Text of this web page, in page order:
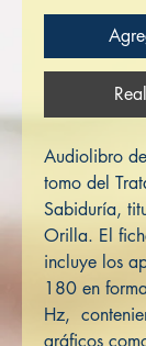
Audiolibro
tomo del
Sabiduría,
Orilla. El
incluye los
180 en
Hz,
gráficos